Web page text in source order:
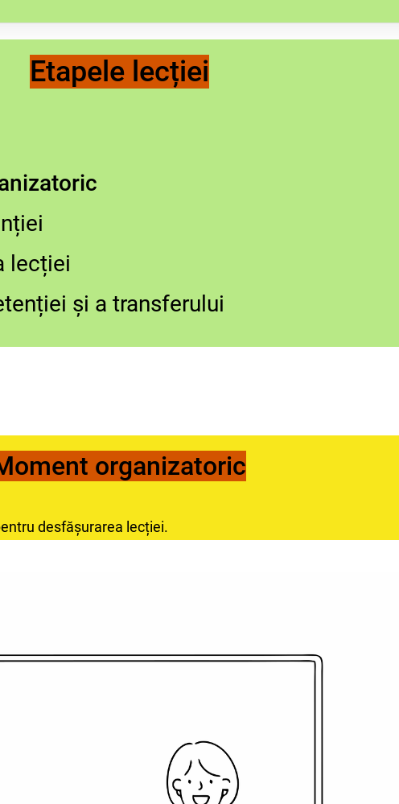
resurse digitale
Etapele lecției
lecției
și a transferului
organizatoric
desfășurarea lecției.